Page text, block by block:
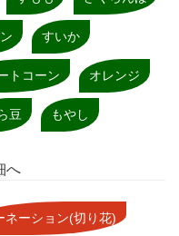
すいか
トコーン オレンジ
豆 もやし
へ
ネーション(切り花)